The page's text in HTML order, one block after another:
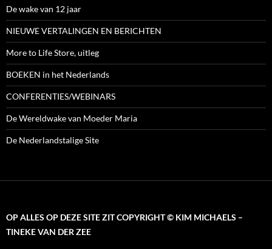
De wake van 12 jaar
NIEUWE VERTALINGEN EN BERICHTEN
More to Life Store, uitleg
BOEKEN in het Nederlands
CONFERENTIES/WEBINARS
De Wereldwake van Moeder Maria
De Nederlandstalige Site
OP ALLES OP DEZE SITE ZIT COPYRIGHT © KIM MICHAELS –
TINEKE VAN DER ZEE